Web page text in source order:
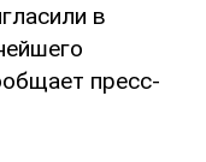
в
пресс-